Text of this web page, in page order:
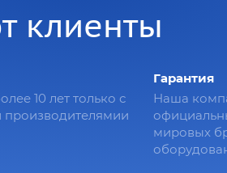
клиенты
10 лет только с
Гарантия
Наша
мировых